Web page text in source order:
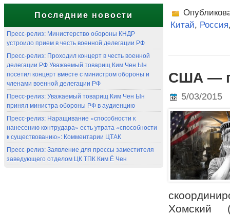
Последние новости
Пресс-релиз: Министерство обороны КНДР
устроило прием в честь военной делегации РФ
Пресс-релиз: Проходил концерт в честь военной
делегации РФ Уважаемый товарищ Ким Чен Ын
посетил концерт вместе с министром обороны и
членами военной делегации РФ
Пресс-релиз: Уважаемый товарищ Ким Чен Ын
принял министра обороны РФ в аудиенцию
Пресс-релиз: Наращивание «способности к
нанесению контрудара» есть утрата «способности
к существованию»: Комментарии ЦТАК
Пресс-релиз: Заявление для прессы заместителя
заведующего отделом ЦК ТПК Ким Ё Чен
Китай, Россия
США —
5/03/2015
Хомский